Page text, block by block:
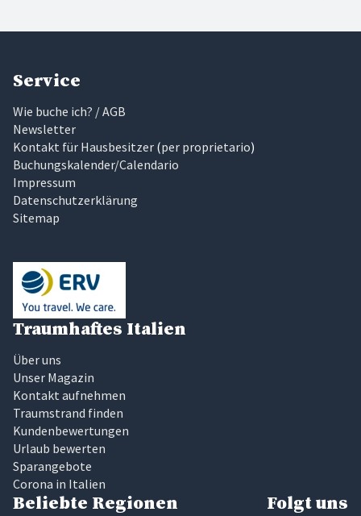
Service
Wie buche ich? / AGB
Newsletter
Kontakt für Hausbesitzer (per proprietario)
Buchungskalender/Calendario
Impressum
Datenschutzerklärung
Sitemap
Traumhaftes Italien
Über uns
Unser Magazin
Kontakt aufnehmen
Traumstrand finden
Kundenbewertungen
Urlaub bewerten
Sparangebote
Corona in Italien
Beliebte Regionen Folgt uns